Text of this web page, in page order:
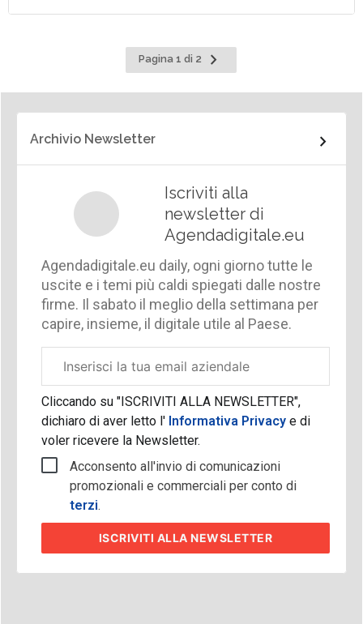
Pagina 1 di 2
Pagina
successiva
Archivio Newsletter
Iscriviti alla
newsletter di
Agendadigitale.eu
Agendadigitale.eu daily, ogni giorno tutte le
uscite e i temi più caldi spiegati dalle nostre
firme. Il sabato il meglio della settimana per
capire, insieme, il digitale utile al Paese.
aziendale
Cliccando su "ISCRIVITI ALLA NEWSLETTER",
dichiaro di aver letto l'Informativa Privacy e di
voler ricevere la Newsletter.
Acconsento all'invio di comunicazioni
promozionali e commerciali per conto di
terzi.
ISCRIVITI ALLA NEWSLETTER